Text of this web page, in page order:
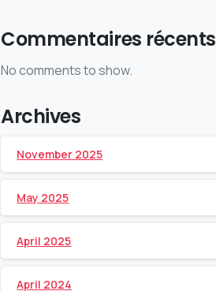
Commentaires récents
No comments to show.
Archives
November 2025
May 2025
April 2025
April 2024